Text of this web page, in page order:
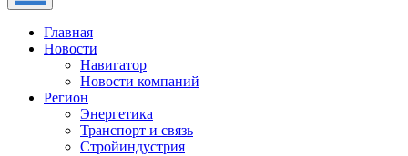
Главная
Новости
Навигатор
Новости компаний
Регион
Энергетика
Транспорт и связь
Стройиндустрия